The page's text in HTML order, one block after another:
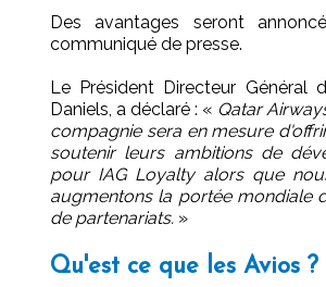
Des avantages seront
communiqué de presse.
Le Président Directeur Général
Daniels, a déclaré : « Qatar
compagnie sera en mesure
soutenir leurs ambitions de
pour IAG Loyalty alors que
augmentons la portée mondiale
de partenariats. »
Qu'est ce que les Avios ?